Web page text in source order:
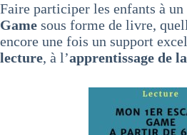
Faire participer les enfants à un
Game sous forme de livre,
encore une fois un support
lecture, à l’apprentissage de